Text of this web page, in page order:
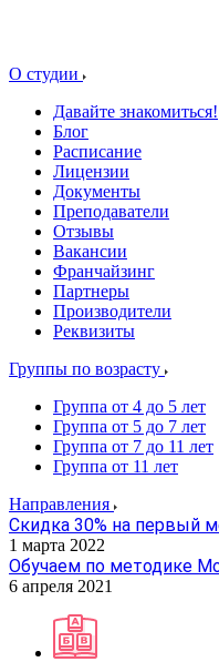
О студии
Давайте знакомиться!
Блог
Расписание
Лицензии
Документы
Преподаватели
Отзывы
Вакансии
Франчайзинг
Партнеры
Производители
Реквизиты
Группы по возрасту
Группа от 4 до 5 лет
Группа от 5 до 7 лет
Группа от 7 до 11 лет
Группа от 11 лет
Направления
Скидка 30% на первый
1 марта 2022
Обучаем по методике
6 апреля 2021